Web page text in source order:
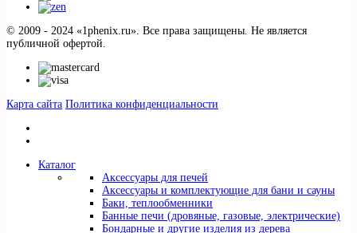
© 2009 - 2024 «1phenix.ru». Все права защищены. Не является
публичной офертой.
Карта сайта Политика конфиденциальности
Каталог
Аксессуары для печей
Аксессуары и комплектующие для бани и сауны
Баки, теплообменники
Банные печи (дровяные, газовые, электрические)
Бондарные и другие изделия из дерева